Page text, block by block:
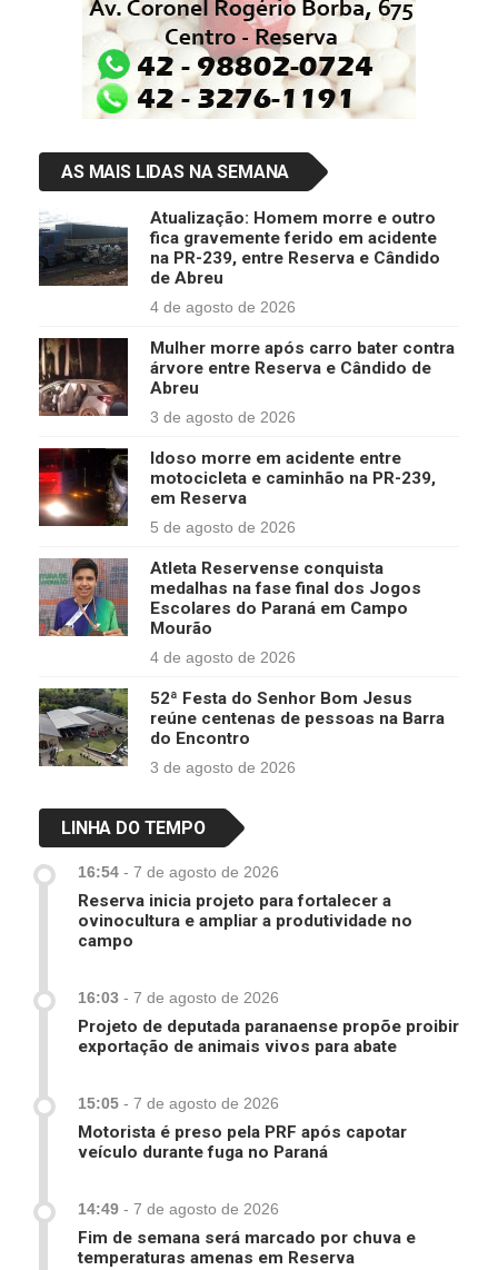
AS MAIS LIDAS NA SEMANA
Atualização: Homem morre e outro
fica gravemente ferido em acidente
na PR-239, entre Reserva e Cândido
de Abreu
4 de agosto de 2026
Mulher morre após carro bater contra
árvore entre Reserva e Cândido de
Abreu
3 de agosto de 2026
Idoso morre em acidente entre
motocicleta e caminhão na PR-239,
em Reserva
5 de agosto de 2026
Atleta Reservense conquista
medalhas na fase final dos Jogos
Escolares do Paraná em Campo
Mourão
4 de agosto de 2026
52ª Festa do Senhor Bom Jesus
reúne centenas de pessoas na Barra
do Encontro
3 de agosto de 2026
LINHA DO TEMPO
16:54 - 7 de agosto de 2026
Reserva inicia projeto para fortalecer a
ovinocultura e ampliar a produtividade no
campo
16:03 - 7 de agosto de 2026
Projeto de deputada paranaense propõe proibir
exportação de animais vivos para abate
15:05 - 7 de agosto de 2026
Motorista é preso pela PRF após capotar
veículo durante fuga no Paraná
14:49 - 7 de agosto de 2026
Fim de semana será marcado por chuva e
temperaturas amenas em Reserva